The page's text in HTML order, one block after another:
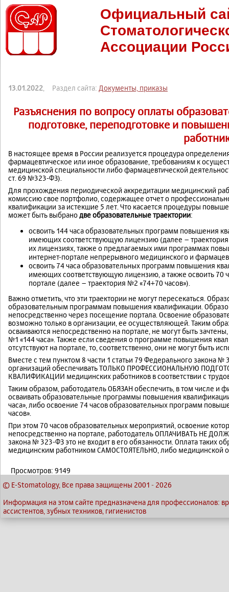
Официальный
Ассоциации
13.01.2022 , Раздел сайта: Документы, приказы
Разъяснения по вопросу оплаты
подготовке, переподготовке и
В настоящее время в России реализуется процедура
фармацевтическое или иное образование, требованиям к
медицинской специальности либо фармацевтической
ст. 69 №323-ФЗ).
Для прохождения периодической аккредитации медицинский
комиссию свое портфолио, содержащее отчет о
квалификации за истекшие 5 лет. Что касается процедуры
может быть выбранодве образовательные траектории:
освоить 144 часа образовательных программ повышения
имеющих соответствующую лицензию (далее – траектория
их лицензиях, также о предлагаемых ими программах
интернет-портале непрерывного медицинского и
освоить 74 часа образовательных программ повышения
имеющих соответствующую лицензию, а также освоить 70
портале (далее – траектория №2 «74+70 часов»).
Важно отметить, что эти траектории не могут пересекаться.
образовательным программам повышения квалификации.
непосредственно через посещение портала. Освоение
возможно только в организации, ее осуществляющей. Таким
осваиваются непосредственно на портале, не могут быть
№1 «144 часа». Также если сведения о программе повышения
отсутствуют на портале, то, соответственно, они не могут быть
Вместе с тем пунктом 8 части 1 статьи 79 Федерального закона
организаций обеспечивать ТОЛЬКО ПРОФЕССИОНАЛЬНУЮ
КВАЛИФИКАЦИИ медицинских работников в соответствии с
Таким образом, работодатель ОБЯЗАН обеспечить, в том числе и
осваивать образовательные программы повышения
часа», либо освоение 74 часов образовательных программ
часов».
При этом 70 часов образовательных мероприятий, освоение
непосредственно на портале, работодатель ОПЛАЧИВАТЬ НЕ
закона № 323-ФЗ это не входит в его обязанности. Оплата таких
медицинским работником САМОСТОЯТЕЛЬНО, либо медицинской
Просмотров: 9149
© E-Stomatology, Все права защищены 2001 - 2026
Информация на этом сайте предназначена для профессионалов:
ассистентов, зубных техников, гигиенистов